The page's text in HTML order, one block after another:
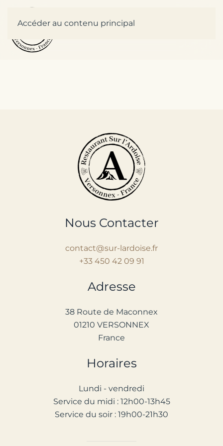
Accéder au contenu principal
Adresse
38 Route de Maconnex
01210 VERSONNEX
France
Nous Contacter
contact@sur-lardoise.fr
+33 450 42 09 91
Horaires
Lundi - vendredi
Service du midi : 12h00-13h45
Service du soir : 19h00-21h30